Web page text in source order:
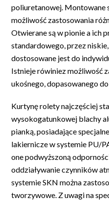
poliuretanowej. Montowane
możliwość zastosowania
Otwierane są w pionie a ich
standardowego, przez
dostosowane jest do
Istnieje rówiniez możliwość
ukośnego, dopasowanego
Kurtynę rolety najczęściej
wysokogatunkowej blachy
pianką, posiadające
lakiernicze w systemie PU/
one podwyższoną
oddziaływanie czynników
systemie SKN można
tworzywowe. Z uwagi na